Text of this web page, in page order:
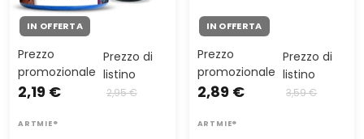
IN OFFERTA
Prezzo
promozionale
2,19 €
Prezzo di
listino
2,95 €
ARTMIE®
IN OFFERTA
Prezzo
promozionale
2,89 €
Prezzo di
listino
3,59 €
ARTMIE®